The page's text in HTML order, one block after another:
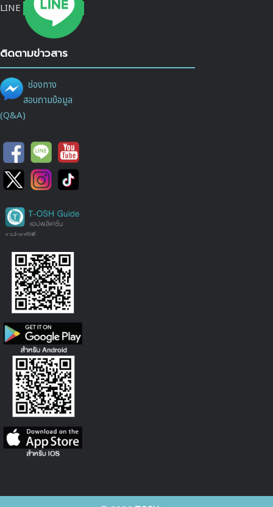
LINE
ติดตามข่าวสาร
ช่องทาง
สอบถามข้อมูล
(Q&A)